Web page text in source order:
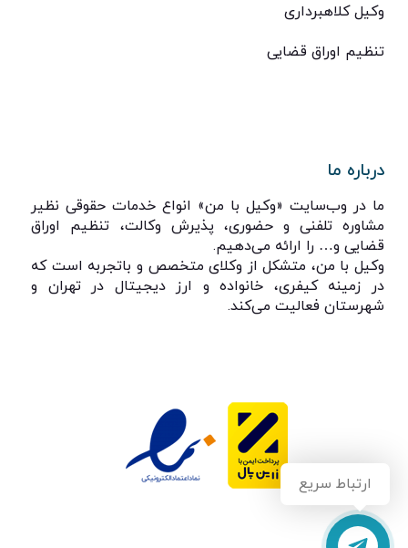
وکیل کلاهبرداری
تنظیم اوراق قضایی
درباره ما
ما در وب‌سایت «وکیل با من» انواع خدمات حقوقی نظیر
مشاوره تلفنی و حضوری، پذیرش وکالت، تنظیم اوراق
قضایی و… را ارائه می‌دهیم.
وکیل با من، متشکل از وکلای متخصص و باتجربه است که
در زمینه کیفری، خانواده و ارز دیجیتال در تهران و
شهرستان فعالیت می‌کند.
ارتباط سریع